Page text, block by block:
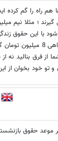
هم راه را گم کرده
گیرند ؛ مثلا نیم
شود با این حقوق
کارگران و کسبه خرد
از فرق بنالید نه
تو خود بخوان از
حقوق